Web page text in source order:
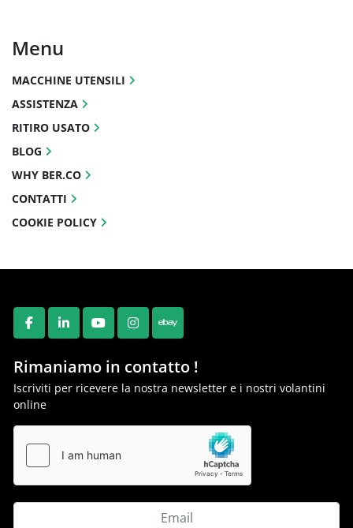
FACEBOOK
LINKEDINYOUTUBEINSTAGRAM
EBAY
Rimaniamo in contatto !
Iscriviti per ricevere la nostra newsletter e i nostri volantini
online
Menu
MACCHINE UTENSILI
ASSISTENZA
RITIRO USATO
BLOG
WHY BER.CO
CONTATTI
COOKIE POLICY